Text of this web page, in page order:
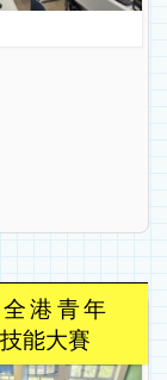
港青年
能大賽